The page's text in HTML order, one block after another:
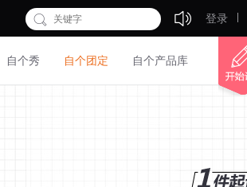
登录
自个秀 自个团定 自个产品库